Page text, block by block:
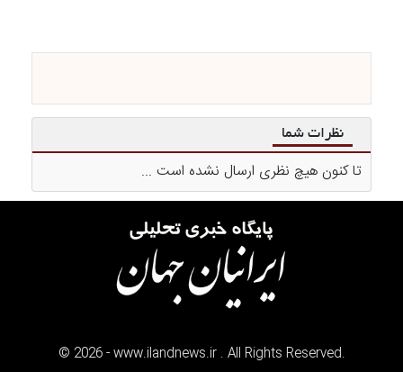
نظرات شما
تا کنون هیچ نظری ارسال نشده است ...
© 2026- www.ilandnews.ir . All Rights Reserved.